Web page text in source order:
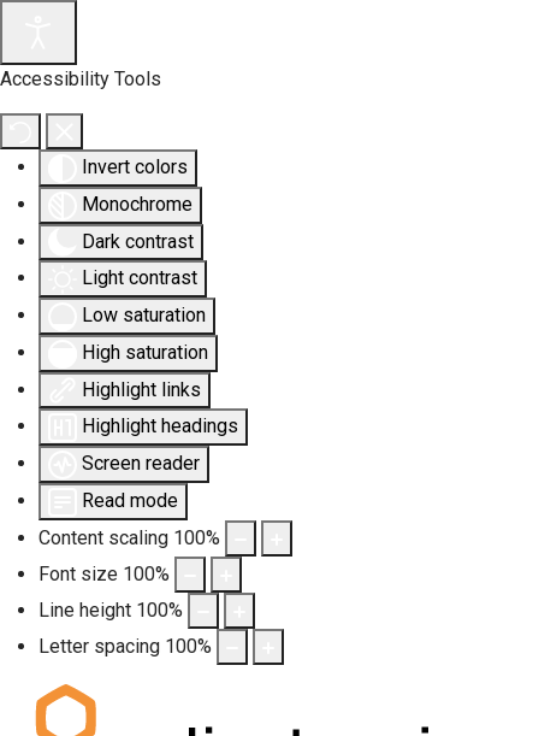
Accessibility Tools
Invert colors
Monochrome
Dark contrast
Light contrast
Low saturation
High saturation
Highlight links
Highlight headings
Screen reader
Read mode
Content scaling 100%
Font size 100%
Line height 100%
Letter spacing 100%